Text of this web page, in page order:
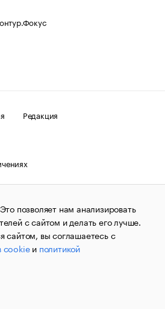
Редакция
О соблюдении авторских прав
1995–2026.Сообщения
агентства «РБК»
службой по надзору в сфере
технологий и массовых
09.12.2015 за номером ИА
пометкой «РБК». Отдельные
информацию,
позволяет нам анализировать
с сайтом и делать его лучше.
сайтом, вы соглашаетесь с
cookieи политикой